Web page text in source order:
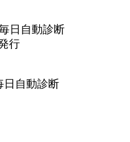
日自動診断
行
日自動診断